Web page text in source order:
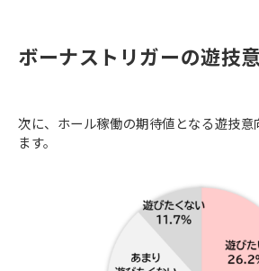
ボーナストリガーの遊技
次に、ホール稼働の期待値となる遊技意
ます。